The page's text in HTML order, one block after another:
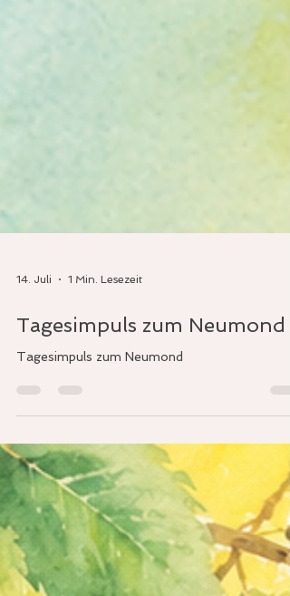
14. Juli 1 Min. Lesezeit
Tagesimpuls zum Neumond